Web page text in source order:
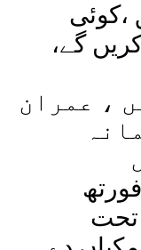
،کوئی
گے،
، عمران
کے تحت